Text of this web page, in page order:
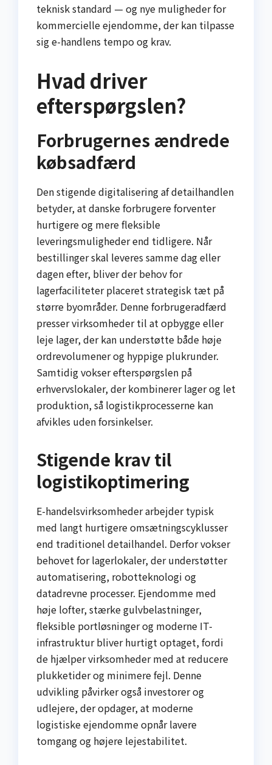
teknisk standard — og nye muligheder for
kommercielle ejendomme, der kan tilpasse
sig e-handlens tempo og krav.
Hvad driver
efterspørgslen?
Forbrugernes ændrede
købsadfærd
Den stigende digitalisering af detailhandlen
betyder, at danske forbrugere forventer
hurtigere og mere fleksible
leveringsmuligheder end tidligere. Når
bestillinger skal leveres samme dag eller
dagen efter, bliver der behov for
lagerfaciliteter placeret strategisk tæt på
større byområder. Denne forbrugeradfærd
presser virksomheder til at opbygge eller
leje lager, der kan understøtte både høje
ordrevolumener og hyppige plukrunder.
Samtidig vokser efterspørgslen på
erhvervslokaler, der kombinerer lager og let
produktion, så logistikprocesserne kan
afvikles uden forsinkelser.
Stigende krav til
logistikoptimering
E-handelsvirksomheder arbejder typisk
med langt hurtigere omsætningscyklusser
end traditionel detailhandel. Derfor vokser
behovet for lagerlokaler, der understøtter
automatisering, robotteknologi og
datadrevne processer. Ejendomme med
høje lofter, stærke gulvbelastninger,
fleksible portløsninger og moderne IT-
infrastruktur bliver hurtigt optaget, fordi
de hjælper virksomheder med at reducere
plukketider og minimere fejl. Denne
udvikling påvirker også investorer og
udlejere, der opdager, at moderne
logistiske ejendomme opnår lavere
tomgang og højere lejestabilitet.